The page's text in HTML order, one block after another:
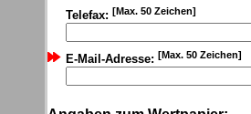
Telefax: [Max. 50 Zeichen]
E-Mail-Adresse: [Max. 50 Zeichen]